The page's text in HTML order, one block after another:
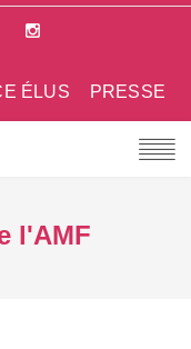
PRESSE
ÉLUS
l'AMF